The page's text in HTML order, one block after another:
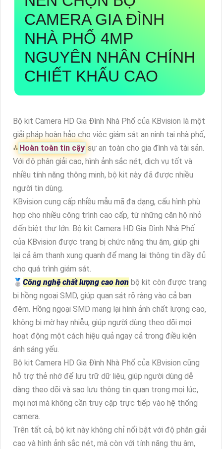
CAMERA GIA ĐÌNH
NHÀ PHỐ 4MP
NGUYÊN NHÂN CHÍNH
CHIẾT KHẤU CAO
Bộ kit Camera HD Gia Đình Nhà Phố của KBvision là một
giải pháp hoàn hảo cho việc giám sát an ninh tại nhà phố,
⁂ Hoàn toàn tin cậy sự an toàn cho gia đình và tài sản.
Với độ phân giải cao, hình ảnh sắc nét, dịch vụ tốt và
nhiều tính năng thông minh, bộ kit này đã được nhiều
người tin dùng.
KBvision cung cấp nhiều mẫu mã đa dạng, cấu hình phù
hợp cho nhiều công trình cao cấp, từ những căn hộ nhỏ
đến biệt thự lớn. Bộ kit Camera HD Gia Đình Nhà Phố
của KBvision được trang bị chức năng thu âm, giúp ghi
lại cả âm thanh xung quanh để mang lại thông tin đầy đủ
cho quá trình giám sát.
️🥈 Công nghệ chất lượng cao hơn bộ kit còn được trang
bị hồng ngoại SMD, giúp quan sát rõ ràng vào cả ban
đêm. Hồng ngoại SMD mang lại hình ảnh chất lượng cao,
không bị mờ hay nhiễu, giúp người dùng theo dõi mọi
hoạt động một cách hiệu quả ngay cả trong điều kiện
ánh sáng yếu.
Bộ kit Camera HD Gia Đình Nhà Phố của KBvision cũng
hỗ trợ thẻ nhớ để lưu trữ dữ liệu, giúp người dùng dễ
dàng theo dõi và sao lưu thông tin quan trọng mọi lúc,
mọi nơi mà không cần truy cập trực tiếp vào hệ thống
camera.
Trên tất cả, bộ kit này không chỉ nổi bật với độ phân giải
cao và hình ảnh sắc nét, mà còn với tính năng thu âm,